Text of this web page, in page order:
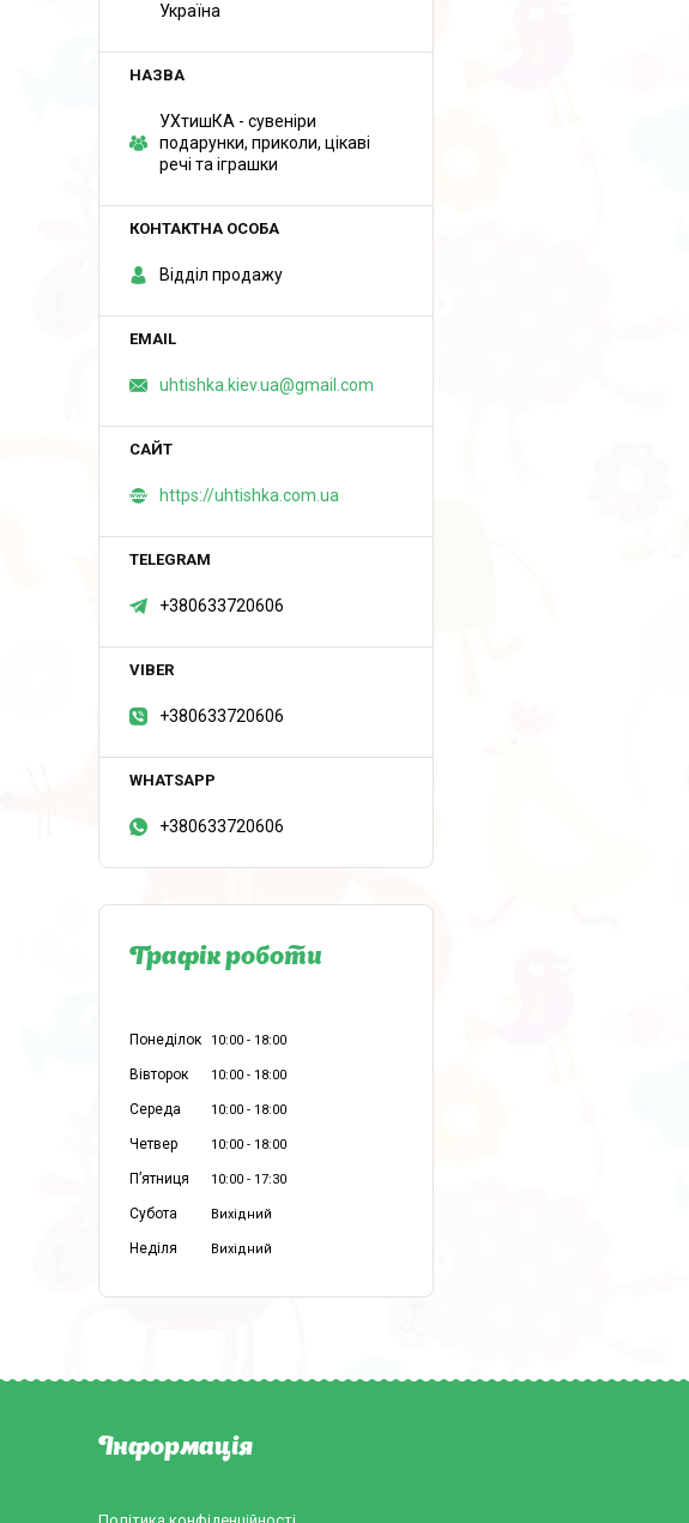
Україна
УХтишКА - сувеніри
подарунки, приколи, цікаві
речі та іграшки
Відділ продажу
uhtishka.kiev.ua@gmail.com
https://uhtishka.com.ua
+380633720606
+380633720606
+380633720606
Графік роботи
Понеділок 10:00 18:00
Вівторок 10:00 18:00
Середа 10:00 18:00
Четвер 10:00 18:00
Пʼятниця 10:00 17:30
Субота Вихідний
Неділя Вихідний
Інформація